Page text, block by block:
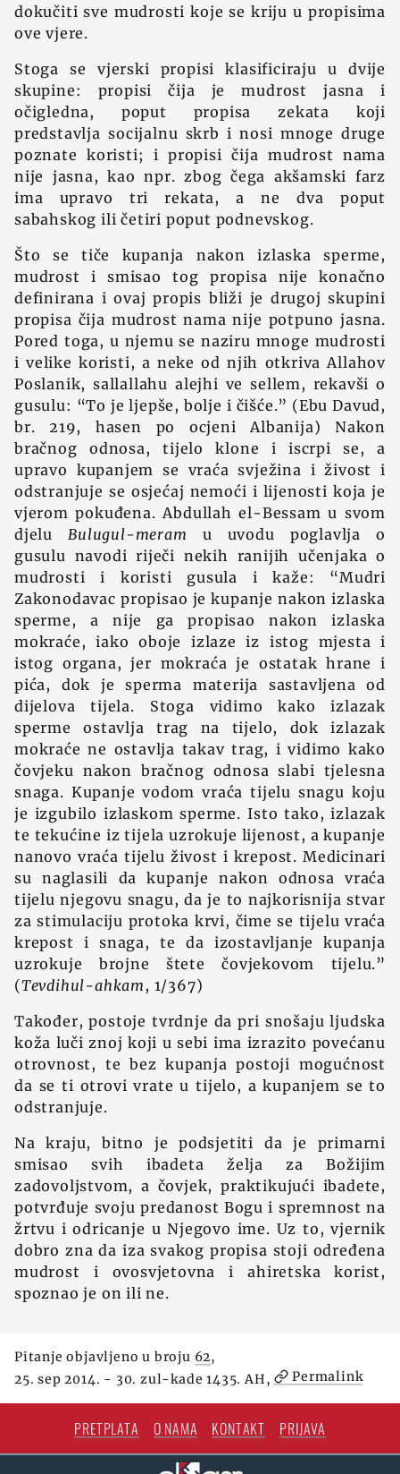
dokučiti sve mudrosti koje se kriju u propisima
ove vjere.
Stoga se vjerski propisi klasificiraju u dvije
skupine: propisi čija je mudrost jasna i
očigledna, poput propisa zekata koji
predstavlja socijalnu skrb i nosi mnoge druge
poznate koristi; i propisi čija mudrost nama
nije jasna, kao npr. zbog čega akšamski farz
ima upravo tri rekata, a ne dva poput
sabahskog ili četiri poput podnevskog.
Što se tiče kupanja nakon izlaska sperme,
mudrost i smisao tog propisa nije konačno
definirana i ovaj propis bliži je drugoj skupini
propisa čija mudrost nama nije potpuno jasna.
Pored toga, u njemu se naziru mnoge mudrosti
i velike koristi, a neke od njih otkriva Allahov
Poslanik, sallallahu alejhi ve sellem, rekavši o
gusulu: “To je ljepše, bolje i čišće.” (Ebu Davud,
br. 219, hasen po ocjeni Albanija) Nakon
bračnog odnosa, tijelo klone i iscrpi se, a
upravo kupanjem se vraća svježina i živost i
odstranjuje se osjećaj nemoći i lijenosti koja je
vjerom pokuđena. Abdullah el-Bessam u svom
djeluBulugul-meram u uvodu poglavlja o
gusulu navodi riječi nekih ranijih učenjaka o
mudrosti i koristi gusula i kaže: “Mudri
Zakonodavac propisao je kupanje nakon izlaska
sperme, a nije ga propisao nakon izlaska
mokraće, iako oboje izlaze iz istog mjesta i
istog organa, jer mokraća je ostatak hrane i
pića, dok je sperma materija sastavljena od
dijelova tijela. Stoga vidimo kako izlazak
sperme ostavlja trag na tijelo, dok izlazak
mokraće ne ostavlja takav trag, i vidimo kako
čovjeku nakon bračnog odnosa slabi tjelesna
snaga. Kupanje vodom vraća tijelu snagu koju
je izgubilo izlaskom sperme. Isto tako, izlazak
te tekućine iz tijela uzrokuje lijenost, a kupanje
nanovo vraća tijelu živost i krepost. Medicinari
su naglasili da kupanje nakon odnosa vraća
tijelu njegovu snagu, da je to najkorisnija stvar
za stimulaciju protoka krvi, čime se tijelu vraća
krepost i snaga, te da izostavljanje kupanja
uzrokuje brojne štete čovjekovom tijelu.”
(Tevdihul-ahkam, 1/367)
Također, postoje tvrdnje da pri snošaju ljudska
koža luči znoj koji u sebi ima izrazito povećanu
otrovnost, te bez kupanja postoji mogućnost
da se ti otrovi vrate u tijelo, a kupanjem se to
odstranjuje.
Na kraju, bitno je podsjetiti da je primarni
smisao svih ibadeta želja za Božijim
zadovoljstvom, a čovjek, praktikujući ibadete,
potvrđuje svoju predanost Bogu i spremnost na
žrtvu i odricanje u Njegovo ime. Uz to, vjernik
dobro zna da iza svakog propisa stoji određena
mudrost i ovosvjetovna i ahiretska korist,
spoznao je on ili ne.
Pitanje objavljeno u broju 62,
25. sep 2014. - 30. zul-kade 1435. AH,
Permalink
PRETPLATA O NAMA KONTAKT PRIJAVA